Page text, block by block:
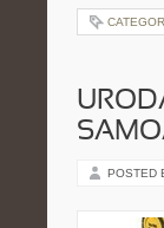
POSTED